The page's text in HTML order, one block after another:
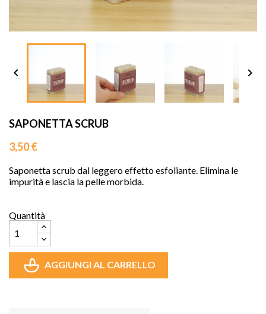

 
SAPONETTA SCRUB
3,50 €
Saponetta scrub dal leggero effetto esfoliante. Elimina le
impurità e lascia la pelle morbida.
Quantità
AGGIUNGI AL CARRELLO